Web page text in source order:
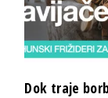
Dok traje